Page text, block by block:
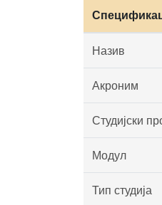
Назив
Акроним
Студијски
Модул
Тип студија